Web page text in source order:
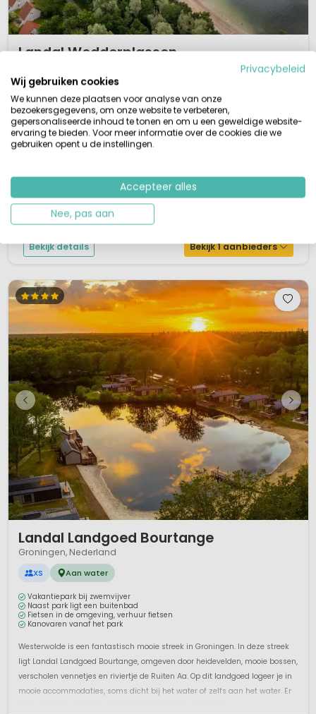
Landal Wedderplassen
XS Binnen- & Buitenzwembad
Kleinschalig vakantiepark
Vakantiewoningen nieuw, aan het water
Zwembad binnen en buiten (buren €)
Restaurant op het park
Wedderplassen, een fijn kleinschalig vakantiepark in Groningen bij de
Duitse grens. Het charmante kleine vakantieparkje ligt in een groene en
waterrijke omgeving. Dat wordt lekker bijkomen met de voetjes in het zand
aan het meer. Je logeert hier in duurzame lodges direct aan het water. Ve...
Bekijk details Bekijk 1 aanbieders
Landal Landgoed Bourtange
Groningen, Nederland
XS Aan water
Vakantiepark bij zwemvijver
Naast park ligt een buitenbad
Fietsen in de omgeving, verhuur fietsen
Kanovaren vanaf het park
Westerwolde is een fantastisch mooie streek in Groningen. In deze streek
ligt Landal Landgoed Bourtange, omgeven door heidevelden, mooie bossen,
verscholen vennetjes en riviertje de Ruiten Aa. Op dit landgoed logeer je in
mooie accommodaties, soms dicht bij het water of zelfs aan het water. Er
Privacybeleid
Wij gebruiken cookies
We kunnen deze plaatsen voor analyse van onze
bezoekersgegevens, om onze website te verbeteren,
gepersonaliseerde inhoud te tonen en om u een geweldige website-
ervaring te bieden. Voor meer informatie over de cookies die we
gebruiken opent u de instellingen.
Accepteer alles
Nee, pas aan